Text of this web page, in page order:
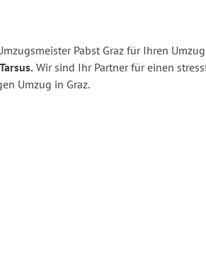
Pabst Graz für Ihren
Wir sind Ihr Partner für einen
Umzug in Graz.